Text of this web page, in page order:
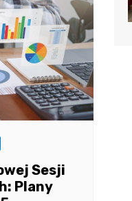
Sesji
Plany